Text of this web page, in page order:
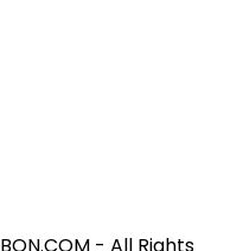
- All Rights